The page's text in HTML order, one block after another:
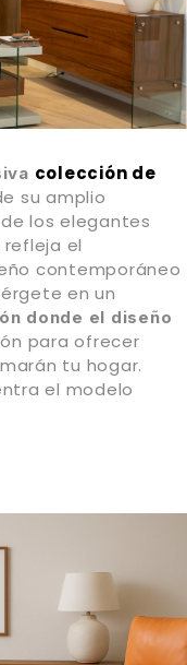
colección de
su amplio
los elegantes
refleja el
contemporáneo
en un
donde el diseño
para ofrecer
tu hogar.
el modelo